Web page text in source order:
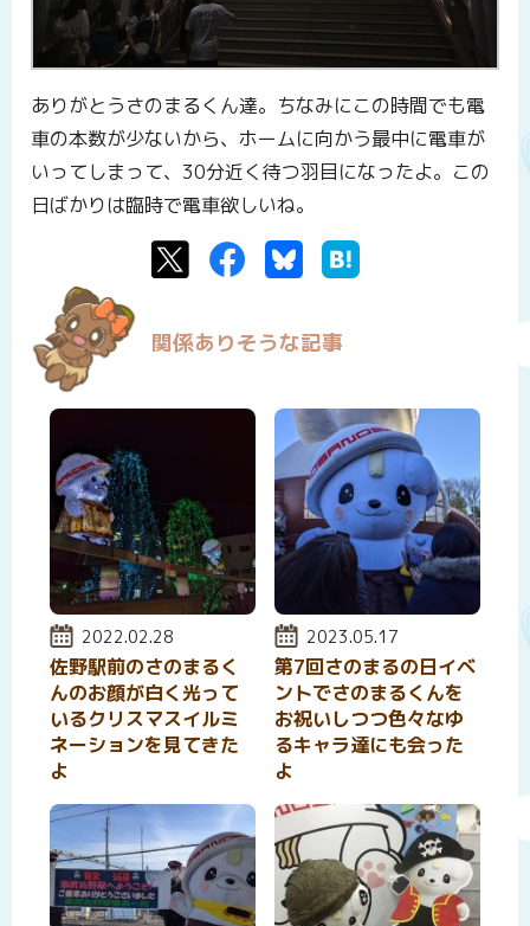
ありがとうさのまるくん達。ちなみにこの時間でも電
車の本数が少ないから、ホームに向かう最中に電車が
いってしまって、30分近く待つ羽目になったよ。この
日ばかりは臨時で電車欲しいね。
TwitterFacebookBluesky
関係ありそうな記事
投稿日:
2022.02.28
佐野駅前のさのまるく
んのお顔が白く光って
いるクリスマスイルミ
ネーションを見てきた
よ
投稿日:
2023.05.17
第7回さのまるの日イベ
ントでさのまるくんを
お祝いしつつ色々なゆ
るキャラ達にも会った
よ